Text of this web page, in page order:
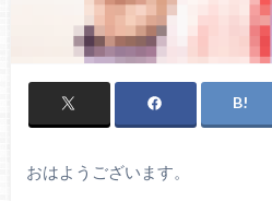
おはようございます。